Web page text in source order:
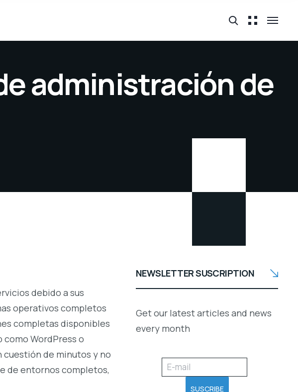
administración de
debido a sus
operativos completos
completas disponibles
WordPress o
cuestión de minutos y no
de entornos completos,
NEWSLETTER SUSCRIPTION
Get our latest articles and news
every month